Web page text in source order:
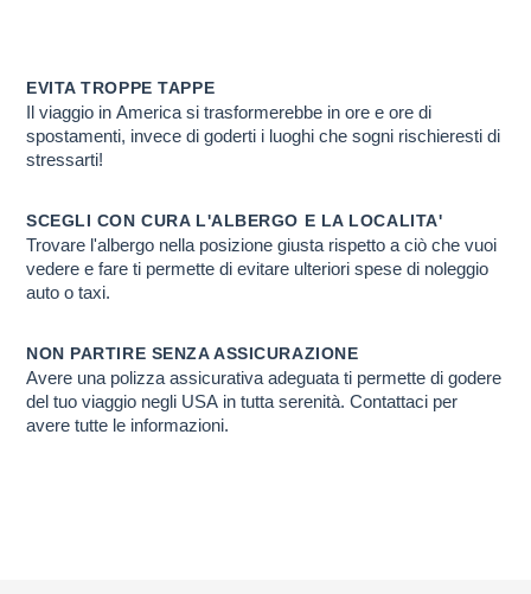
EVITA TROPPE TAPPE
Il viaggio in America si trasformerebbe in ore e ore di
spostamenti, invece di goderti i luoghi che sogni rischieresti di
stressarti!
SCEGLI CON CURA L'ALBERGO E LA LOCALITA'
Trovare l'albergo nella posizione giusta rispetto a ciò che vuoi
vedere e fare ti permette di evitare ulteriori spese di noleggio
auto o taxi.
NON PARTIRE SENZA ASSICURAZIONE
Avere una polizza assicurativa adeguata ti permette di godere
del tuo viaggio negli USA in tutta serenità. Contattaci per
avere tutte le informazioni.